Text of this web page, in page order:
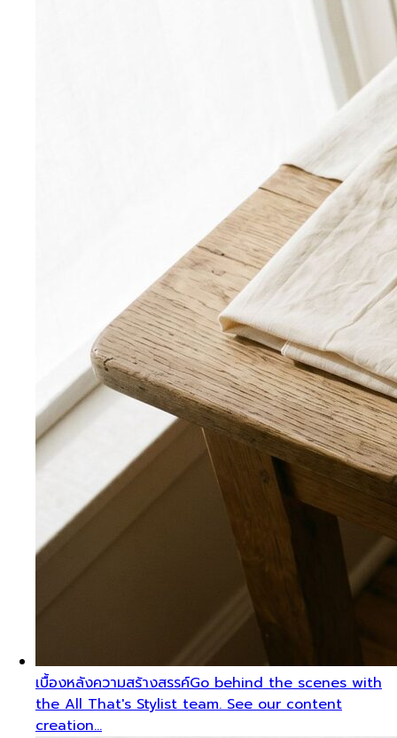
เบื้องหลังความสร้างสรรค์Go behind the scenes with
the All That's Stylist team. See our content
creation…